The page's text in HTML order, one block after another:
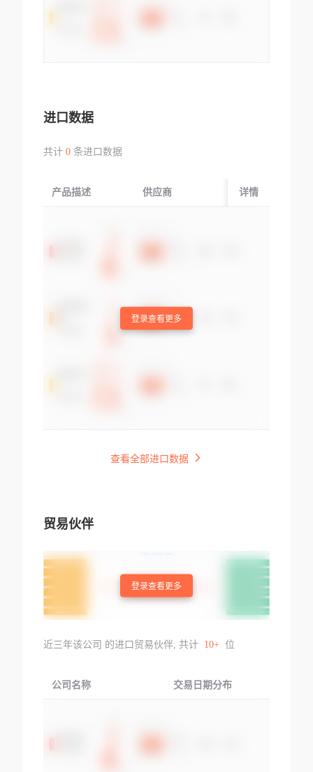
进口数据
共计 0条进口数据
产品描述 供应商 起运国/地区
详情
登录查看更多
查看全部进口数据
贸易伙伴
登录查看更多
近三年该公司 的进口贸易伙伴, 共计 10+ 位
公司名称 交易日期分布